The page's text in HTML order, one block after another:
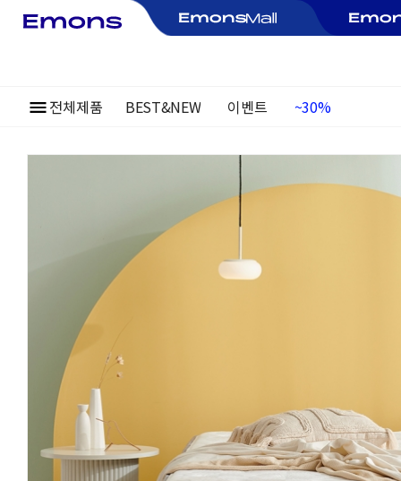
전체제품 BEST&NEW 이벤트
여름정기행사